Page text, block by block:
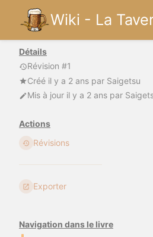
Wiki - La
Détails
Révision #1
Créé il y a 2 ans par Saigetsu
Mis à jour il y a 2 ans par
Actions
Révisions
Exporter
Navigation dans le livre